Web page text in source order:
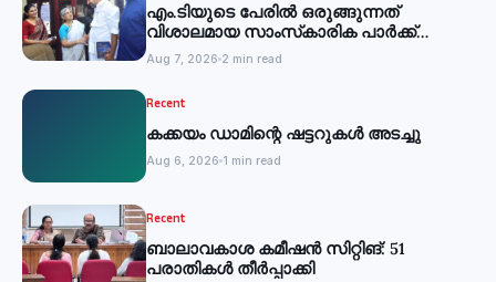
എം.ടിയുടെ പേരില്‍ ഒരുങ്ങുന്നത്
വിശാലമായ സാംസ്‌കാരിക പാര്‍ക്ക്
-മന്ത്രി
Aug 7, 2026 2 min read
Recent
കക്കയം ഡാമിന്റെ ഷട്ടറുകള്‍ അടച്ചു
Aug 6, 2026 1 min read
Recent
ബാലാവകാശ കമീഷന്‍ സിറ്റിങ്: 51
പരാതികള്‍ തീര്‍പ്പാക്കി